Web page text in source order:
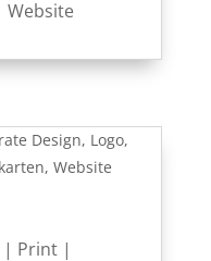
Website
| Print|